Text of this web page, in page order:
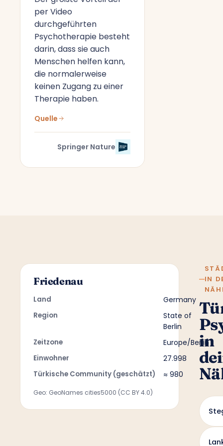
per Video
durchgeführten
Psychotherapie besteht
darin, dass sie auch
Menschen helfen kann,
die normalerweise
keinen Zugang zu einer
Therapie haben.
Quelle
Springer Nature
Friedenau
Land Germany
Region
State of
Berlin
Zeitzone Europe/Berlin
Einwohner 27.998
Türkische Community (geschätzt) ≈ 980
Geo: GeoNames cities5000 (CC BY 4.0)
IN
in